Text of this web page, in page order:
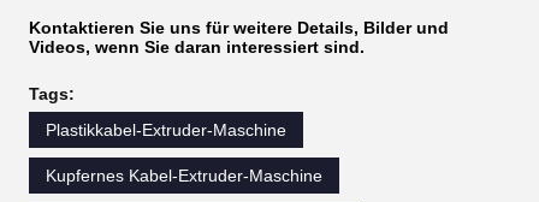
Kontaktieren Sie uns für weitere Details, Bilder und
Videos, wenn Sie daran interessiert sind.
Tags:
Plastikkabel-Extruder-Maschine
Kupfernes Kabel-Extruder-Maschine